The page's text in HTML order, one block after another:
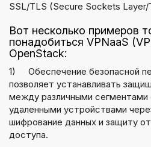
SSL/TLS (Secure Sockets
Вот несколько примеров
понадобиться VPNaaS
OpenStack:
1)
Обеспечение безопасной
позволяет устанавливать
между различными
удаленными устройствами
шифрование данных и защиту
доступа.